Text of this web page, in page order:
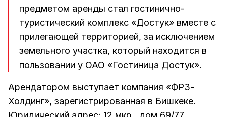
предметом аренды стал гостинично-
туристический комплекс «Достук» вместе с
прилегающей территорией, за исключением
земельного участка, который находится в
пользовании у ОАО «Гостиница Достук».
Арендатором выступает компания «ФРЗ-
Холдинг», зарегистрированная в Бишкеке.